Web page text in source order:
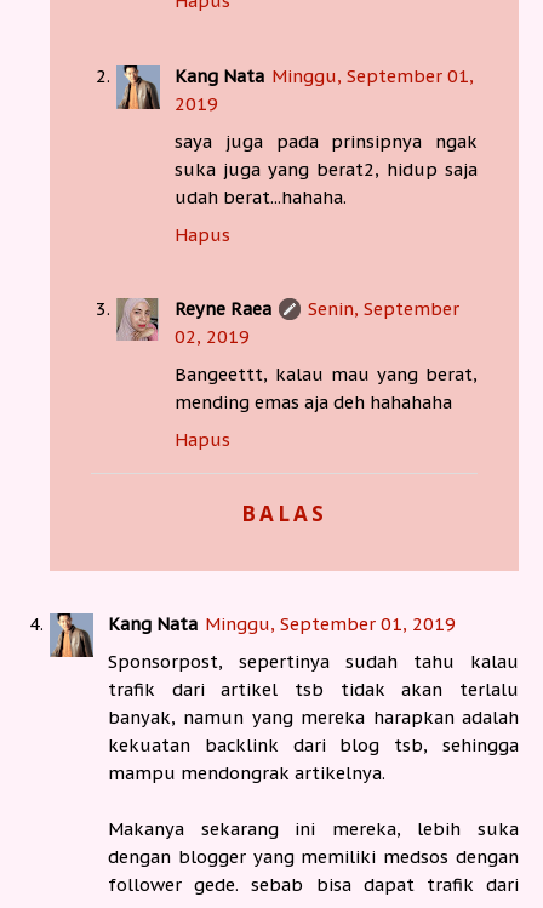
Kang Nata Minggu, September 01,
2019
saya juga pada prinsipnya ngak
suka juga yang berat2, hidup saja
udah berat...hahaha.
Hapus
Reyne Raea
Senin, September
02, 2019
Bangeettt, kalau mau yang berat,
mending emas aja deh hahahaha
Hapus
BALAS
Kang Nata Minggu, September 01, 2019
Sponsorpost, sepertinya sudah tahu kalau
trafik dari artikel tsb tidak akan terlalu
banyak, namun yang mereka harapkan adalah
kekuatan backlink dari blog tsb, sehingga
mampu mendongrak artikelnya.
Makanya sekarang ini mereka, lebih suka
dengan blogger yang memiliki medsos dengan
follower gede. sebab bisa dapat trafik dari